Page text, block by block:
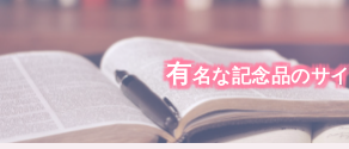
有名な記念品のサ